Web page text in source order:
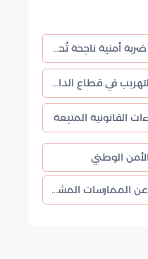
حماية الحدود السعودية: ضربة أمنية ناجحة تُحبط تهريب القات في جازان
تفاصيل إحباط عملية التهريب في قطاع الدائر بجازان
القانونية المتبعة
الوطني
قنوات التواصل للإبلاغ عن الممارسات المشبوهة